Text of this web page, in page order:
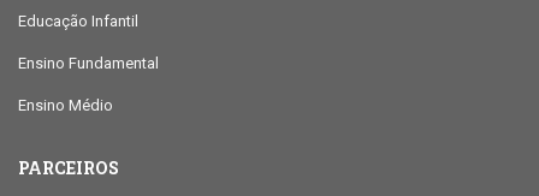
Educação Infantil
Ensino Fundamental
Ensino Médio
PARCEIROS